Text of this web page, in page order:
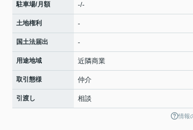
駐車場/月額 -/-
土地権利 -
国土法届出 -
用途地域 近隣商業
取引態様 仲介
引渡し 相談
情報